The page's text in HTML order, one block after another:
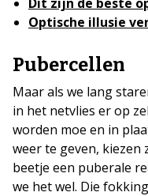
Optische illusie
Pubercellen
Maar als we lang
in het netvlies er op
worden moe en in
weer te geven, kiezen
beetje een puberale
we het wel. Die